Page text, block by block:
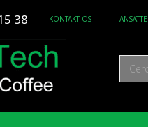
38 KONTAKT OS ANSATTE